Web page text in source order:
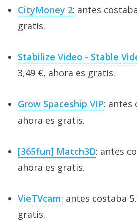
CityMoney 2: antes
gratis.
Stabilize Video - Stable
3,49 €, ahora es gratis.
Grow Spaceship VIP: antes
ahora es gratis.
[365fun] Match3D: antes
ahora es gratis.
VieTVcam: antes costaba
gratis.